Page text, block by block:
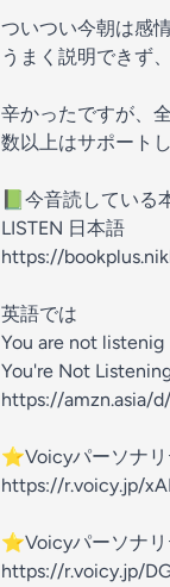
ついつい今朝は感
うまく説明できず
辛かったですが、
数以上はサポート
📗今音読している
LISTEN 日本語
https://
英語では
You are not listenig
You're Not
https://amzn.asia/
⭐️Voicyパーソナリ
https://r.voicy.jp/
⭐️Voicyパーソナ
https://r.voicy.jp/